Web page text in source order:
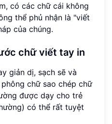
có các chữ cái không
thể phủ nhận là "viết
của chúng.
chữ viết tay in
giản dị, sạch sẽ và
chữ sao chép chữ
được dạy cho trẻ
có thể rất tuyệt